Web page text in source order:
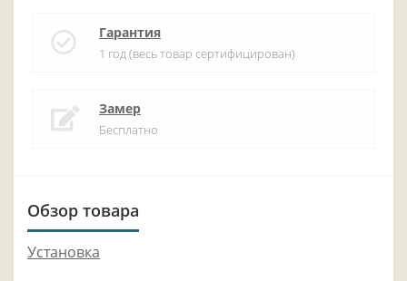
Гарантия
1 год (весь товар сертифицирован)
Замер
Бесплатно
Обзор товара
Установка